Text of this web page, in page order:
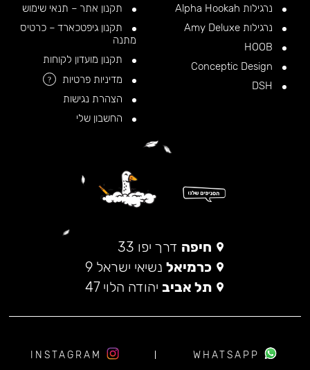
נרגילות Alpha Hookah
נרגילות Amy Deluxe
תקנון אתר – תנאי שימוש
תקנון גיפטכארד – כרטיס
מתנה
תקנון מועדון לקוחות
מדיניות פרטיות
?
הצהרת נגישות
החשבון שלי
חיפה דרך יפו 33
כרמיאל נשיאי ישראל 9
תל אביב יהודה הלוי 47
WHATSAPP
INSTAGRAM